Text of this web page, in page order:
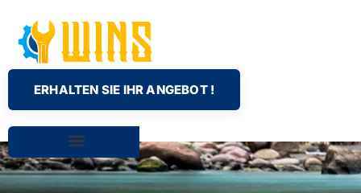
ERHALTEN SIE IHR ANGEBOT !